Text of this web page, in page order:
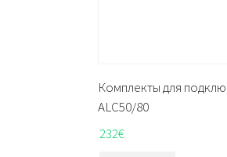
Комплекты для
ALC50/80
232€